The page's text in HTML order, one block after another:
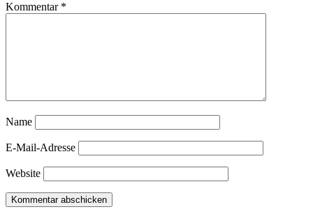
Kommentar *
Name
E-Mail-Adresse
Website